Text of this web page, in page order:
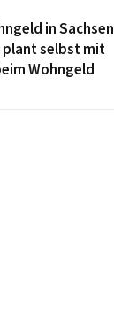
in
plant selbst mit
Wohngeld